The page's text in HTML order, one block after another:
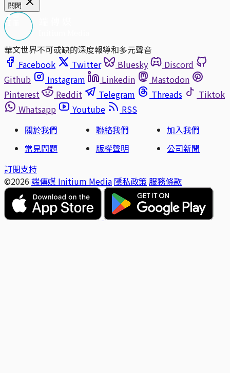
關閉
華文世界不可或缺的深度報導和多元聲音
Facebook
Twitter Bluesky
Discord
Github
Instagram Linkedin
Mastodon
Pinterest
Reddit Telegram Threads
Tiktok
Whatsapp
Youtube
RSS
關於我們
聯絡我們
加入我們
常見問題
版權聲明
公司新聞
訂閱支持
©2026 端傳媒 Initium Media 隱私政策 服務條款